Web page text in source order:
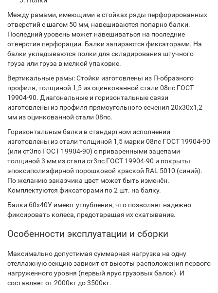
Между рамами, имеющими в стойках ряды перфорированных
отверстий с шагом 50 мм, навешиваются попарно балки.
Последний уровень может навешиваться на последние
отверстия перфорации. Балки запираются фиксаторами. На
балки укладываются полки для складирования штучного
груза или груза в мелкой упаковке.
Вертикальные рамы: Стойки изготовлены из П-образного
профиля, толщиной 1,5 из оцинкованной стали 08пс ГОСТ
19904-90. Диагональные и горизонтальные связи
изготовлены из профиля прямоугольного сечения 20х30х1,2
мм из оцинкованной стали 08пс.
Горизонтальные балки в стандартном исполнении
изготовлены из стали толщиной 1,5 марки 08пс ГОСТ 19904-90
(или ст3пс ГОСТ 19904-90) с приваренными зацепами
толщиной 3 мм из стали ст3пс ГОСТ 19904-90 и покрыты
эпоксиполиэфирной порошковой краской RAL 5010 (синий).
По желанию заказчика цвет может быть изменён.
Комплектуются фиксаторами по 2 шт. на балку.
Балки 60х40У имеют углубления, что позволяет надежно
фиксировать колеса, предотвращая их скатывание.
Особенности эксплуатации и сборки
Максимально допустимая суммарная нагрузка на одну
стеллажную секцию зависит от высоты расположения первого
нагруженного уровня (первый ярус грузовых балок). И
составляет от 2000кг до 3500кг.